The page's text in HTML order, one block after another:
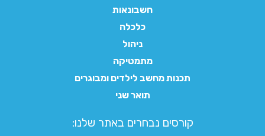
חשבונאות
כלכלה
ניהול
מתמטיקה
תכנות מחשב לילדים ומבוגרים
תואר שני
קורסים נבחרים באתר שלנו:​